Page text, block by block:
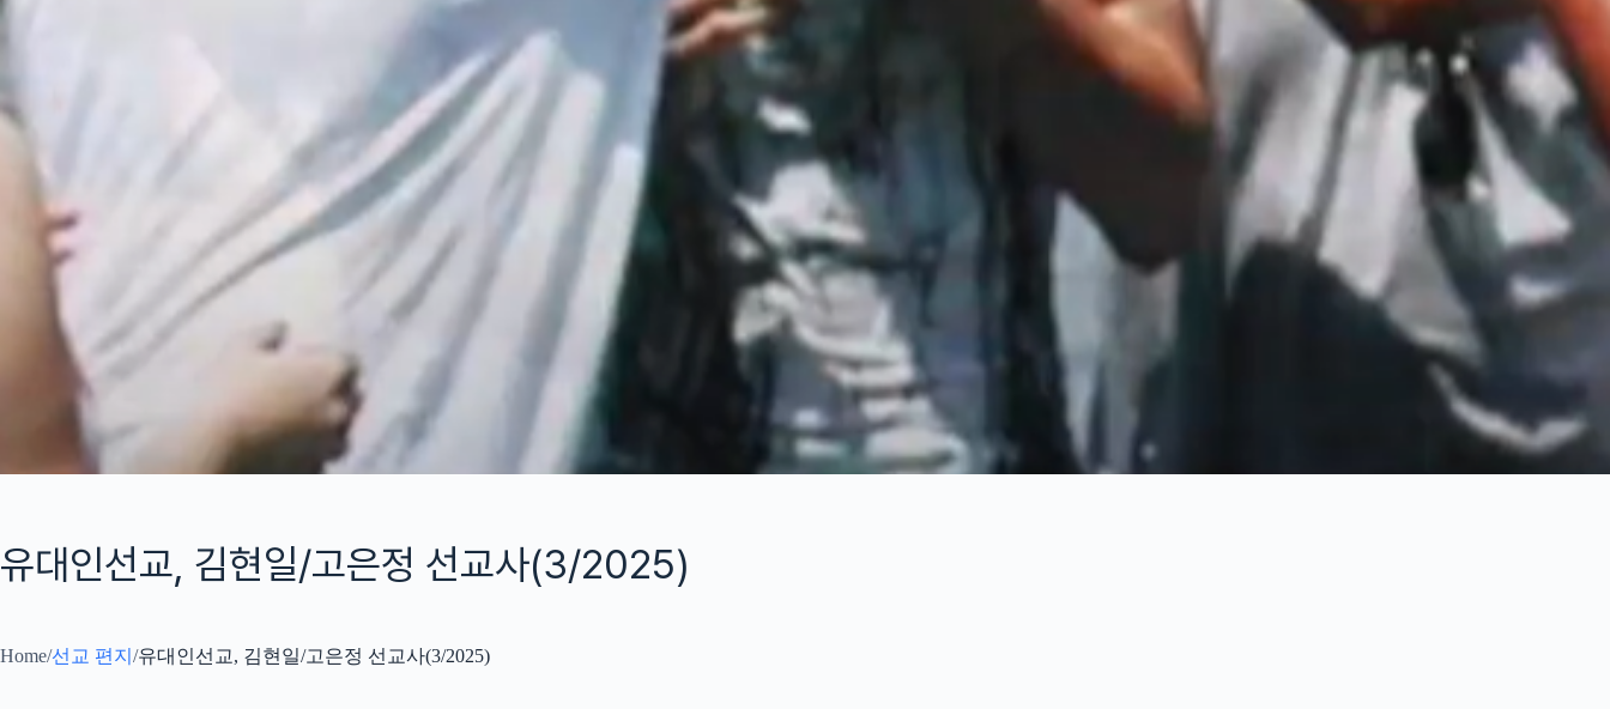
유대인선교, 김현일/고은정 선교사(3/2025)
Home/선교 편지 /유대인선교, 김현일/고은정 선교사(3/2025)